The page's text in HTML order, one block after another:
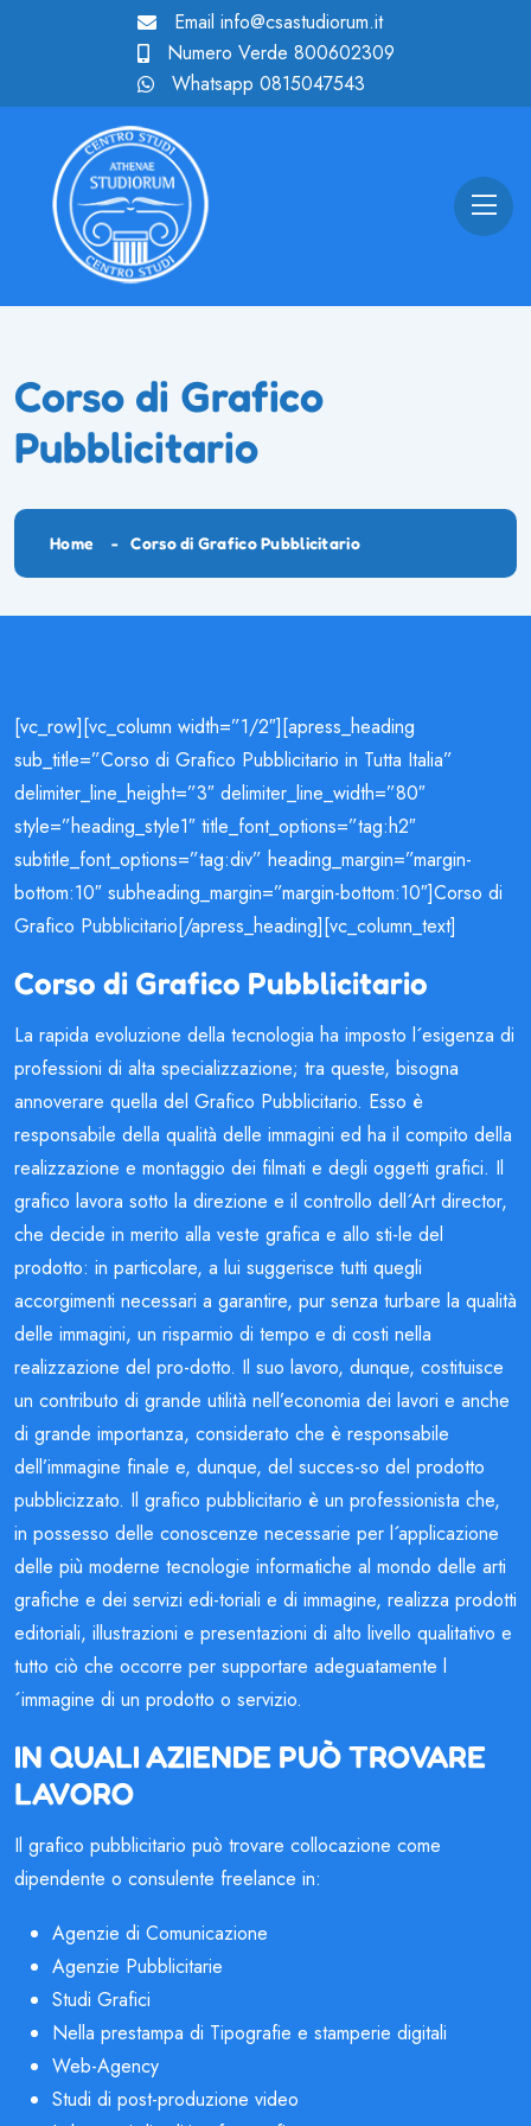
Email info@csastudiorum.it
Numero Verde 800602309
Whatsapp 0815047543
Corso di Grafico
Pubblicitario
Home Corso di Grafico Pubblicitario
[vc_row][vc_column width=”1/2″][apress_heading
sub_title=”Corso di Grafico Pubblicitario in Tutta Italia”
delimiter_line_height=”3″ delimiter_line_width=”80″
style=”heading_style1″ title_font_options=”tag:h2″
subtitle_font_options=”tag:div” heading_margin=”margin-
bottom:10″ subheading_margin=”margin-bottom:10″]Corso di
Grafico Pubblicitario[/apress_heading][vc_column_text]
Corso di Grafico Pubblicitario
La rapida evoluzione della tecnologia ha imposto l´esigenza di
professioni di alta specializzazione; tra queste, bisogna
annoverare quella del Grafico Pubblicitario. Esso è
responsabile della qualità delle immagini ed ha il compito della
realizzazione e montaggio dei filmati e degli oggetti grafici. Il
grafico lavora sotto la direzione e il controllo dell´Art director,
che decide in merito alla veste grafica e allo sti-le del
prodotto: in particolare, a lui suggerisce tutti quegli
accorgimenti necessari a garantire, pur senza turbare la qualità
delle immagini, un risparmio di tempo e di costi nella
realizzazione del pro-dotto. Il suo lavoro, dunque, costituisce
un contributo di grande utilità nell’economia dei lavori e anche
di grande importanza, considerato che è responsabile
dell’immagine finale e, dunque, del succes-so del prodotto
pubblicizzato. Il grafico pubblicitario è un professionista che,
in possesso delle conoscenze necessarie per l´applicazione
delle più moderne tecnologie informatiche al mondo delle arti
grafiche e dei servizi edi-toriali e di immagine, realizza prodotti
editoriali, illustrazioni e presentazioni di alto livello qualitativo e
tutto ciò che occorre per supportare adeguatamente l
´immagine di un prodotto o servizio.
IN QUALI AZIENDE PUÒ TROVARE
LAVORO
Il grafico pubblicitario può trovare collocazione come
dipendente o consulente freelance in:
Agenzie di Comunicazione
Agenzie Pubblicitarie
Studi Grafici
Nella prestampa di Tipografie e stamperie digitali
Web-Agency
Studi di post-produzione video